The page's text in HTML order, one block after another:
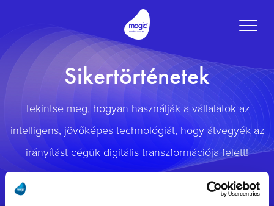
Toggle
Sikertörténetek
Tekintse meg, hogyan használják a vállalatok az
intelligens, jövőképes technológiát, hogy átvegyék az
irányítást cégük digitális transzformációja felett!